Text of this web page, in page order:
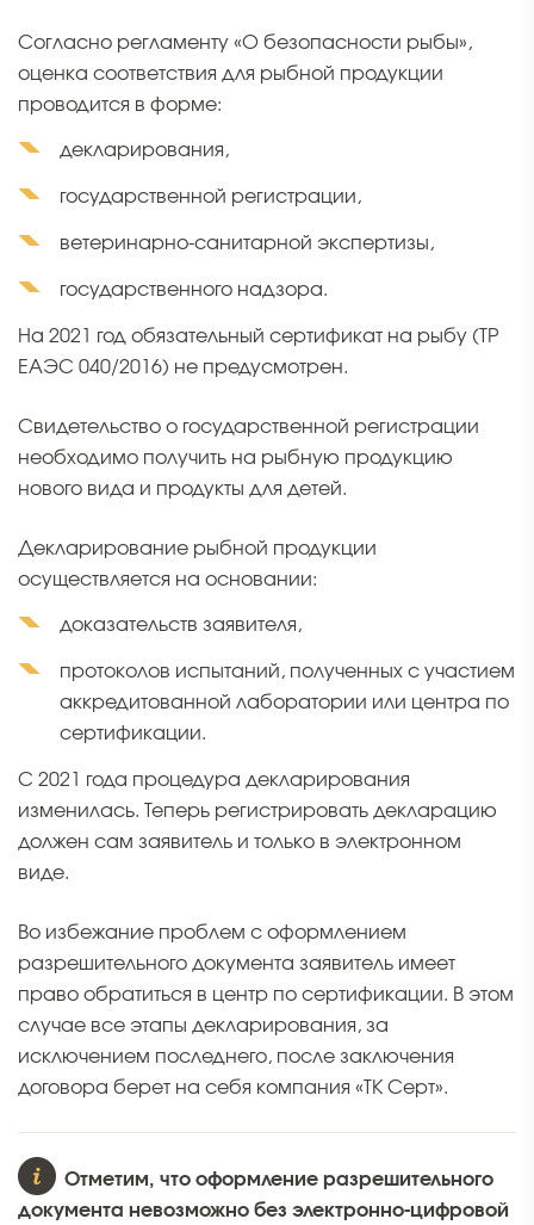
Согласно регламенту «О безопасности рыбы»,
оценка соответствия для рыбной продукции
проводится в форме:
декларирования,
государственной регистрации,
ветеринарно-санитарной экспертизы,
государственного надзора.
На 2021 год обязательный сертификат на рыбу (ТР
ЕАЭС 040/2016) не предусмотрен.
Свидетельство о государственной регистрации
необходимо получить на рыбную продукцию
нового вида и продукты для детей.
Декларирование рыбной продукции
осуществляется на основании:
доказательств заявителя,
протоколов испытаний, полученных с участием
аккредитованной лаборатории или центра по
сертификации.
С 2021 года процедура декларирования
изменилась. Теперь регистрировать декларацию
должен сам заявитель и только в электронном
виде.
Во избежание проблем с оформлением
разрешительного документа заявитель имеет
право обратиться в центр по сертификации. В этом
случае все этапы декларирования, за
исключением последнего, после заключения
договора берет на себя компания «ТК Серт».
Отметим, что оформление разрешительного
документа невозможно без электронно-цифровой